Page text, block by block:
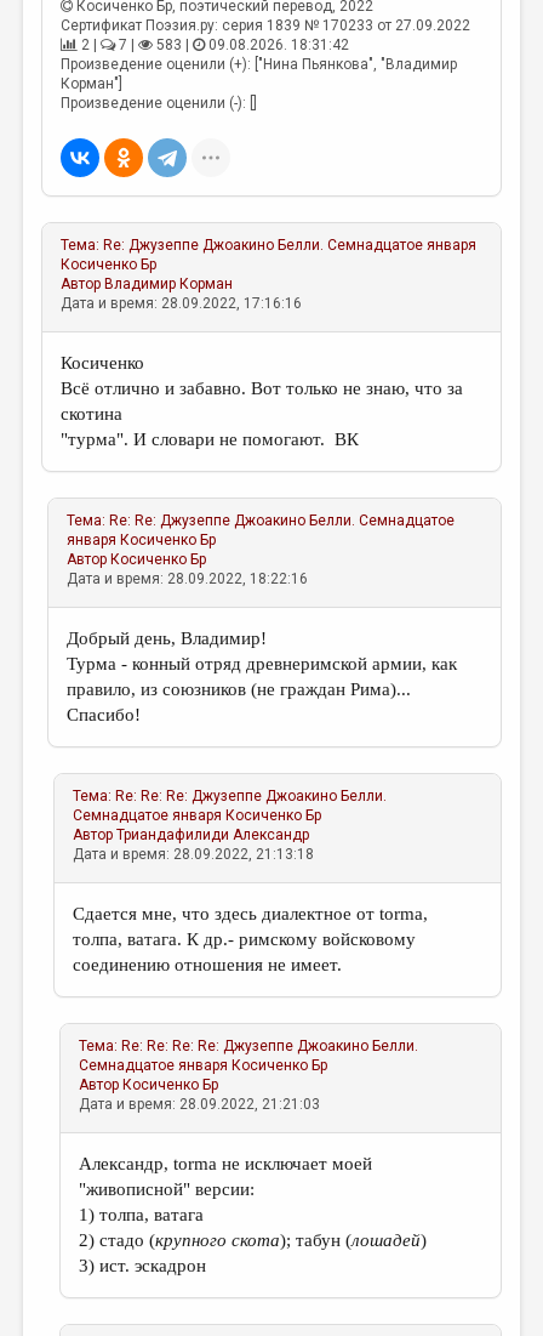
Косиченко Бр, поэтический перевод, 2022
Сертификат Поэзия.ру: серия 1839 № 170233 от 27.09.2022
2 |
7 | 583 |
09.08.2026. 18:31:42
Произведение оценили (+): ["Нина Пьянкова", "Владимир
Корман"]
Произведение оценили (-): []
Тема:Re: Джузеппе Джоакино Белли. Семнадцатое января
Косиченко Бр
АвторВладимир Корман
Дата и время: 28.09.2022, 17:16:16
Косиченко
Всё отлично и забавно. Вот только не знаю, что за
скотина
"турма". И словари не помогают. ВК
Тема:Re: Re: Джузеппе Джоакино Белли. Семнадцатое
января Косиченко Бр
АвторКосиченко Бр
Дата и время: 28.09.2022, 18:22:16
Добрый день, Владимир!
Турма - конный отряд древнеримской армии, как
правило, из союзников (не граждан Рима)...
Спасибо!
Тема:Re: Re: Re: Джузеппе Джоакино Белли.
Семнадцатое января Косиченко Бр
АвторТриандафилиди Александр
Дата и время: 28.09.2022, 21:13:18
Сдается мне, что здесь диалектное от torma,
толпа, ватага. К др.- римскому войсковому
соединению отношения не имеет.
Тема:Re: Re: Re: Re: Джузеппе Джоакино Белли.
Семнадцатое января Косиченко Бр
АвторКосиченко Бр
Дата и время: 28.09.2022, 21:21:03
Александр, torma не исключает моей
"живописной" версии:
1) толпа, ватага
2) стадо (крупного скота); табун (лошадей)
3) ист. эскадрон